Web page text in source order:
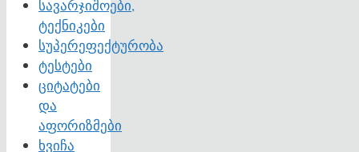
სავარჯიშოები,
ტექნიკები
სუპერეფექტურობა
ტესტები
ციტატები
და
აფორიზმები
ხვიჩა